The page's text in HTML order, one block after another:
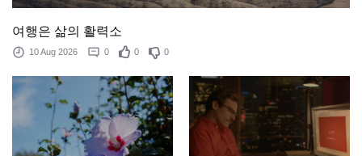
여행은 삶의 활력소
10 Aug 2026 0 0 0